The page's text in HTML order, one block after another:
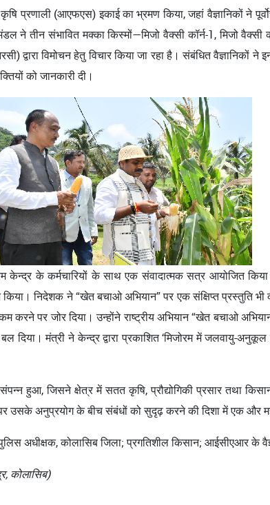
प्रणाली (आएफएस) इकाई का भ्रमण किया, जहां वैज्ञानिकों ने
ने तीन संभावित मक्का किस्मों—मिजो वैक्सी कॉर्न-1, मिजो वैक्सी
द्वारा विमोचन हेतु विचार किया जा रहा है। संबंधित वैज्ञानिकों ने
को जानकारी दी।
केन्द्र के कर्मचारियों के साथ एक संवादात्मक सत्र आयोजित किया
निदेशक ने “खेत बचाओ अभियान” पर एक संक्षिप्त प्रस्तुति भी
करने पर जोर दिया। उन्होंने राष्ट्रीय अभियान “खेत बचाओ
दिया। मंत्री ने केन्द्र द्वारा प्रकाशित ‘मिजोरम में जलवायु-
हुआ, जिसने क्षेत्र में सतत कृषि, प्रौद्योगिकी प्रसार तथा
अनुप्रयोग के बीच संबंधों को सुदृढ़ करने की दिशा में एक और
अधीक्षक, कोलासिब जिला; प्रगतिशील किसान; आईसीएआर के
कोलासिब)